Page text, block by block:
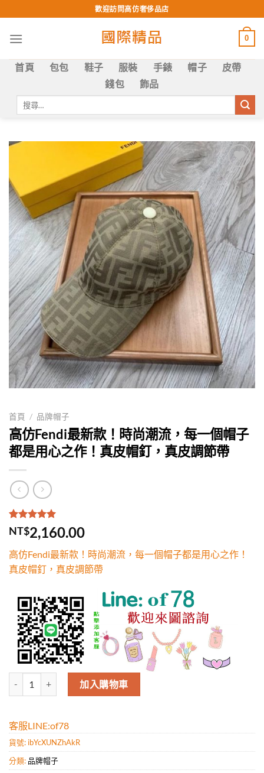
to
content
歡迎訪問高仿奢侈品店
0
首頁 包包 鞋子 服裝 手錶 帽子
皮帶
錢包
飾品
字:
Add to
wishlist
首頁 / 品牌帽子
高仿Fendi最新款！時尚潮流，每一個帽子
都是用心之作！真皮帽釘，真皮調節帶
評分5.00 /
5，已有
1
位
分
NT$2,160.00
高仿Fendi最新款！時尚潮流，每一個帽子都是用心之作！
真皮帽釘，真皮調節帶
高仿Fendi最新款！時尚潮流，每一個帽子都是用心之作！真皮帽釘，
加入購物車
客服LINE:of78
貨號: ibYcXUNZhAkR
分類: 品牌帽子